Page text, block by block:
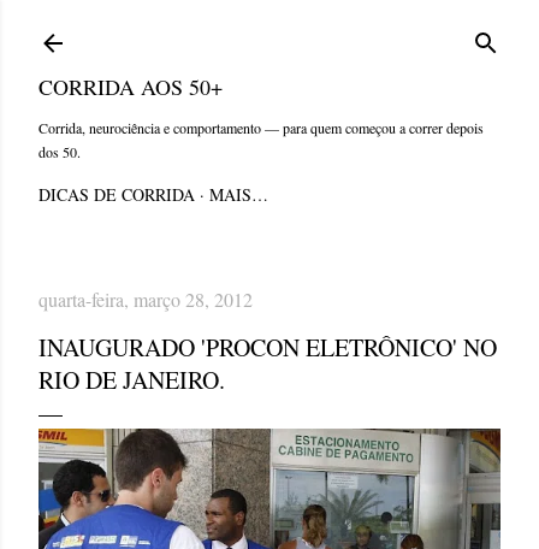
CORRIDA AOS 50+
Corrida, neurociência e comportamento — para quem começou a correr depois
dos 50.
DICAS DE CORRIDA MAIS…
quarta-feira, março 28, 2012
INAUGURADO 'PROCON ELETRÔNICO' NO
RIO DE JANEIRO.